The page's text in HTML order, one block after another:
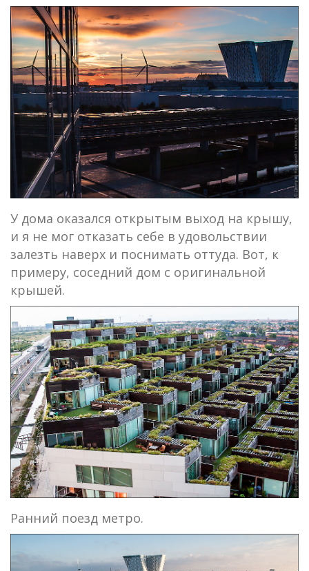
У дома оказался открытым выход на крышу,
и я не мог отказать себе в удовольствии
залезть наверх и поснимать оттуда. Вот, к
примеру, соседний дом с оригинальной
крышей.
Ранний поезд метро.